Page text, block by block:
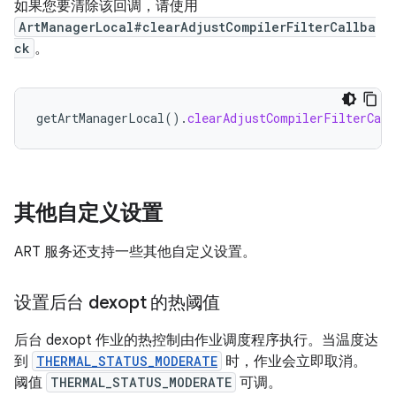
如果您要清除该回调，请使用
ArtManagerLocal#clearAdjustCompilerFilterCallba
ck 。
getArtManagerLocal().
其他自定义设置
ART 服务还支持一些其他自定义设置。
设置后台 dexopt 的热阈值
后台 dexopt 作业的热控制由作业调度程序执行。当温度达
到
THERMAL_STATUS_MODERATE 时，作业会立即取消。
阈值 THERMAL_STATUS_MODERATE 可调。